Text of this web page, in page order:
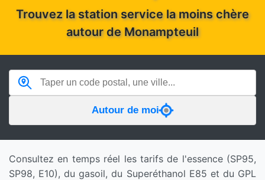
Trouvez la station service la moins chère
autour de Monampteuil
Autour de moi
Consultez en temps réel les tarifs de l'essence (SP95,
SP98, E10), du gasoil, du Superéthanol E85 et du GPL